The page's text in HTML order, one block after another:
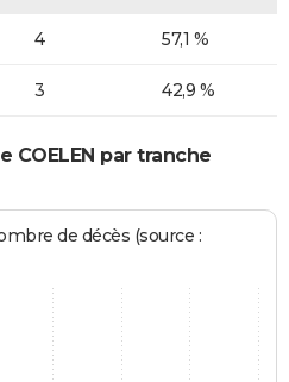
4 57,1 %
3 42,9 %
COELEN par tranche
de décès (source :